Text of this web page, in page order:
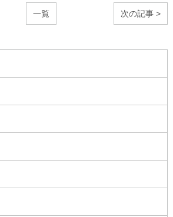
一覧 次の記事 >